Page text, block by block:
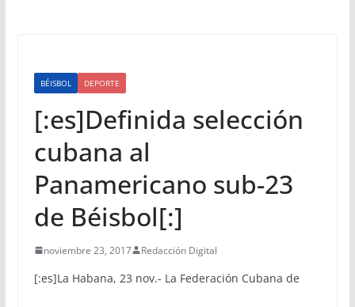
BÉISBOL DEPORTE
[:es]Definida selección
cubana al
Panamericano sub-23
de Béisbol[:]
noviembre 23, 2017 Redacción Digital
[:es]La Habana, 23 nov.- La Federación Cubana de